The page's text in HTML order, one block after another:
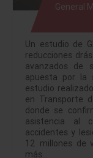
General
Un estudio de
reducciones
avanzados de
apuesta por la
estudio
en Transporte
donde se
asistencia al
accidentes y
12 millones de
más…